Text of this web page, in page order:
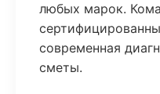
любых марок.
современная
сметы.